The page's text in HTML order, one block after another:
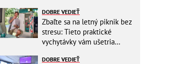
DOBRE VEDIEŤ
Zbaľte sa na letný piknik bez
stresu: Tieto praktické
vychytávky vám ušetria
DOBRE VEDIEŤ